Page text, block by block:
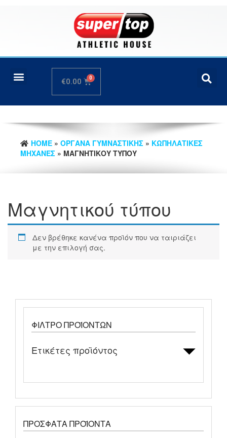
€0.00
HOME » ΟΡΓΑΝΑ ΓΥΜΝΑΣΤΙΚΗΣ » ΚΩΠΗΛΑΤΙΚΕΣ
ΜΗΧΑΝΕΣ » ΜΑΓΝΗΤΙΚΟΎ ΤΎΠΟΥ
Μαγνητικού τύπου
Δεν βρέθηκε κανένα προϊόν που να ταιριάζει
με την επιλογή σας.
ΦΊΛΤΡΟ ΠΡΟΪΌΝΤΩΝ
Ετικέτες προϊόντος
ΠΡΌΣΦΑΤΑ ΠΡΟΪΌΝΤΑ